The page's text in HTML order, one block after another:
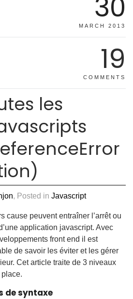
MARCH 2013
19
COMMENTS
les
, Posted in Javascript
cause peuvent entraîner l’arrêt ou
application javascript. Avec
front end il est
de savoir les éviter et les gérer
Cet article traite de 3 niveaux
de syntaxe